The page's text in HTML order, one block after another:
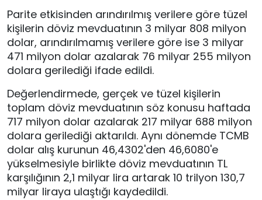
Parite etkisinden arındırılmış verilere göre tüzel
kişilerin döviz mevduatının 3 milyar 808 milyon
dolar, arındırılmamış verilere göre ise 3 milyar
471 milyon dolar azalarak 76 milyar 255 milyon
dolara gerilediği ifade edildi.
Değerlendirmede, gerçek ve tüzel kişilerin
toplam döviz mevduatının söz konusu haftada
717 milyon dolar azalarak 217 milyar 688 milyon
dolara gerilediği aktarıldı. Aynı dönemde TCMB
dolar alış kurunun 46,4302'den 46,6080'e
yükselmesiyle birlikte döviz mevduatının TL
karşılığının 2,1 milyar lira artarak 10 trilyon 130,7
milyar liraya ulaştığı kaydedildi.